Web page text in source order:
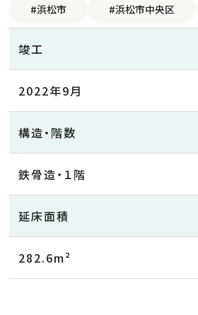
竣工
2022年9月
構造・階数
鉄骨造・１階
延床面積
282.6m²
#浜松市 #浜松市中央区